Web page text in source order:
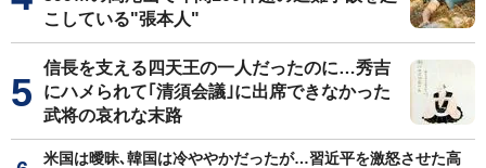
こしている"張本人"
信長を支える四天王の一人だったのに…秀吉
にハメられて｢清須会議｣に出席できなかった
武将の哀れな末路
米国は曖昧､韓国は冷ややかだったが…習近平を激怒させた高